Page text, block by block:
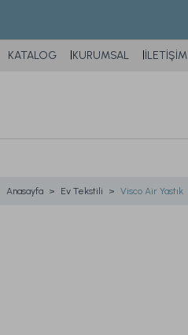
KATALOG KURUMSAL İLETİŞİM
Anasayfa Ev Tekstili Visco Air Yastık